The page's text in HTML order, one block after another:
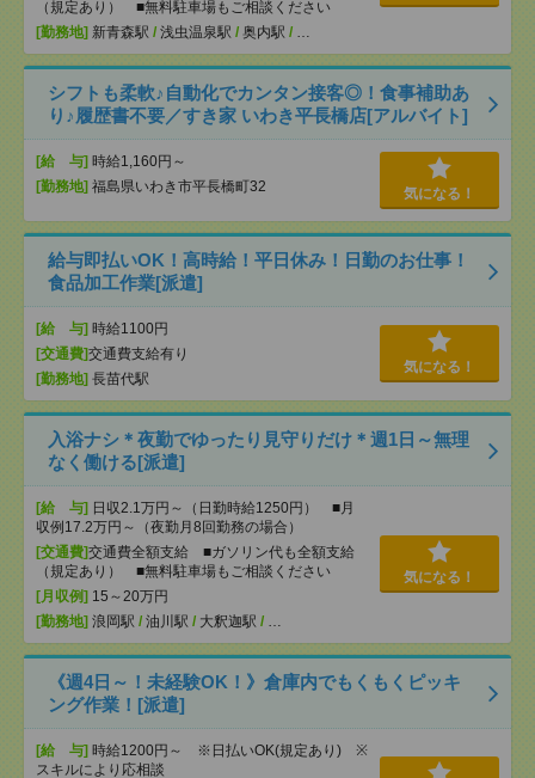
（規定あり） ■無料駐車場もご相談ください
[勤務地] 新青森駅 / 浅虫温泉駅 / 奥内駅 /
シフトも柔軟♪自動化でカンタン接客◎！食事補助あ
り♪履歴書不要／すき家 いわき平長橋店[アルバイト]
[給 与] 時給1,160円～
[勤務地] 福島県いわき市平長橋町32 気になる！
給与即払いOK！高時給！平日休み！日勤のお仕事！
食品加工作業[派遣]
[給 与] 時給1100円
[交通費]交通費支給有り
[勤務地] 長苗代駅
気になる！
入浴ナシ＊夜勤でゆったり見守りだけ＊週1日～無理
なく働ける[派遣]
[給 与] 日収2.1万円～（日勤時給1250円） ■月
収例17.2万円～（夜勤月8回勤務の場合）
[交通費]交通費全額支給 ■ガソリン代も全額支給
（規定あり） ■無料駐車場もご相談ください
[月収例] 15～20万円
[勤務地] 浪岡駅 / 油川駅 / 大釈迦駅 /
気になる！
《週4日～！未経験OK！》倉庫内でもくもくピッキ
ング作業！[派遣]
[給 与] 時給1200円～ ※日払いOK(規定あり) ※
スキルにより応相談